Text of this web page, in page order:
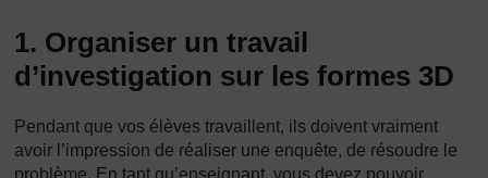
1. Organiser un travail
d’investigation sur les formes 3D
Pendant que vos élèves travaillent, ils doivent vraiment
avoir l’impression de réaliser une enquête, de résoudre le
problème. En tant qu’enseignant, vous devez pouvoir